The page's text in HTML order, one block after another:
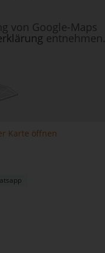
von Google-Maps
entnehmen.
Karte öffnen